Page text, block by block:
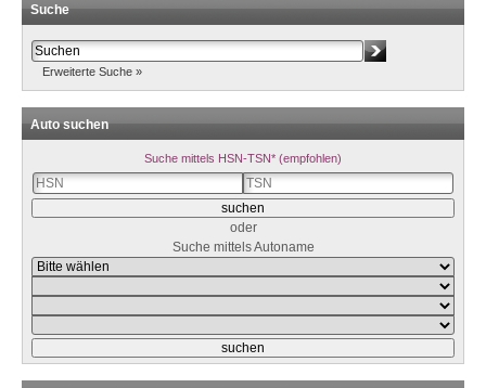
Suche
Erweiterte Suche »
Auto suchen
Suche mittels HSN-TSN* (empfohlen)
oder
Suche mittels Autoname